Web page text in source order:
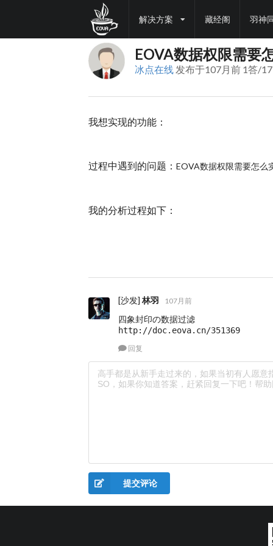
解决方案 藏经阁 羽神
EOVA数据权限需要
冰点在线 发布于107月前 1答/
我想实现的功能：
过程中遇到的问题： EOVA数据权限需要怎么
我的分析过程如下：
[沙发] 林羽 107月前
四象封印の数据过滤
http://doc.eova.cn/351369
回复
提交评论